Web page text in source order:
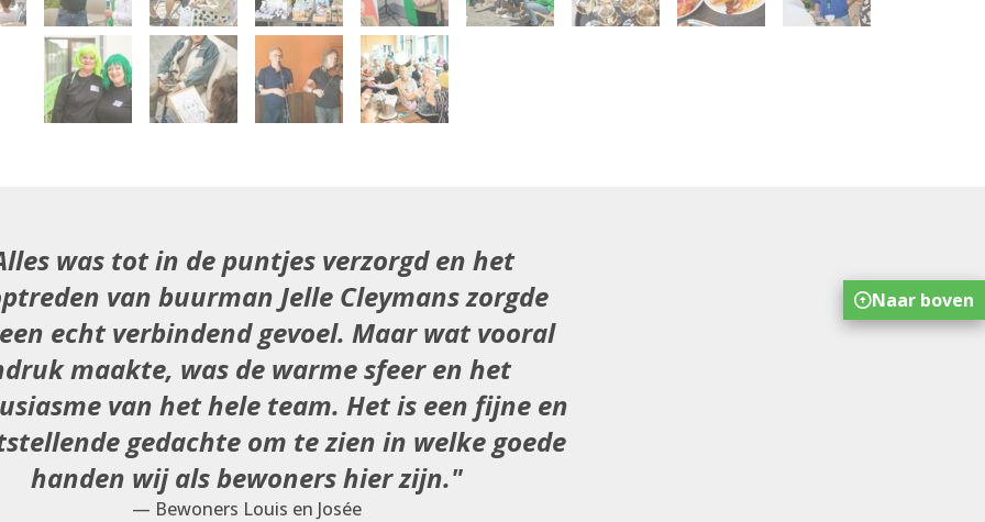
was tot in de puntjes verzorgd en het
van buurman Jelle Cleymans zorgde
echt verbindend gevoel. Maar wat vooral
maakte, was de warme sfeer en het
van het hele team. Het is een fijne en
gedachte om te zien in welke goede
handen wij als bewoners hier zijn.
— Bewoners Louis en Josée
Naar boven